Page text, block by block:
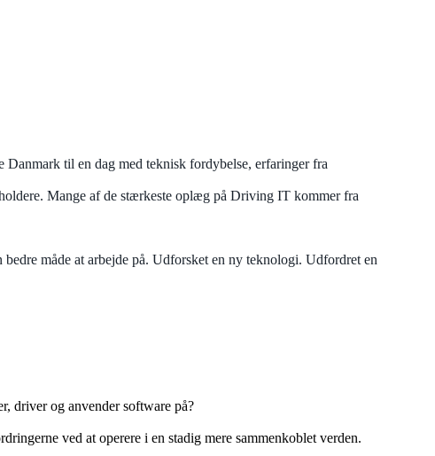
Danmark til en dag med teknisk fordybelse, erfaringer fra
Mange af de stærkeste oplæg på Driving IT kommer fra
måde at arbejde på. Udforsket en ny teknologi. Udfordret en
driver og anvender software på?
ved at operere i en stadig mere sammenkoblet verden.